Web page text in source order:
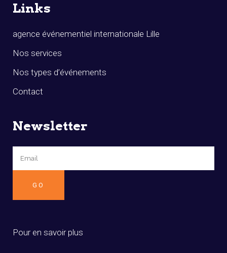
Links
agence événementiel internationale Lille
Nos services
Nos types d’événements
Contact
Newsletter
Pour en savoir plus